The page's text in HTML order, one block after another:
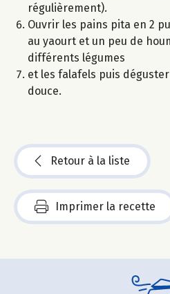
régulièrement).
Ouvrir les pains pita en 2
au yaourt et un peu de
différents légumes
et les falafels puis
douce.
Retour à la liste
Imprimer la recette